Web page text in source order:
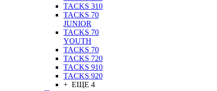
TACKS 310
TACKS 70
JUNIOR
TACKS 70
YOUTH
TACKS 70
TACKS 720
TACKS 910
TACKS 920
+ ЕЩЕ 4